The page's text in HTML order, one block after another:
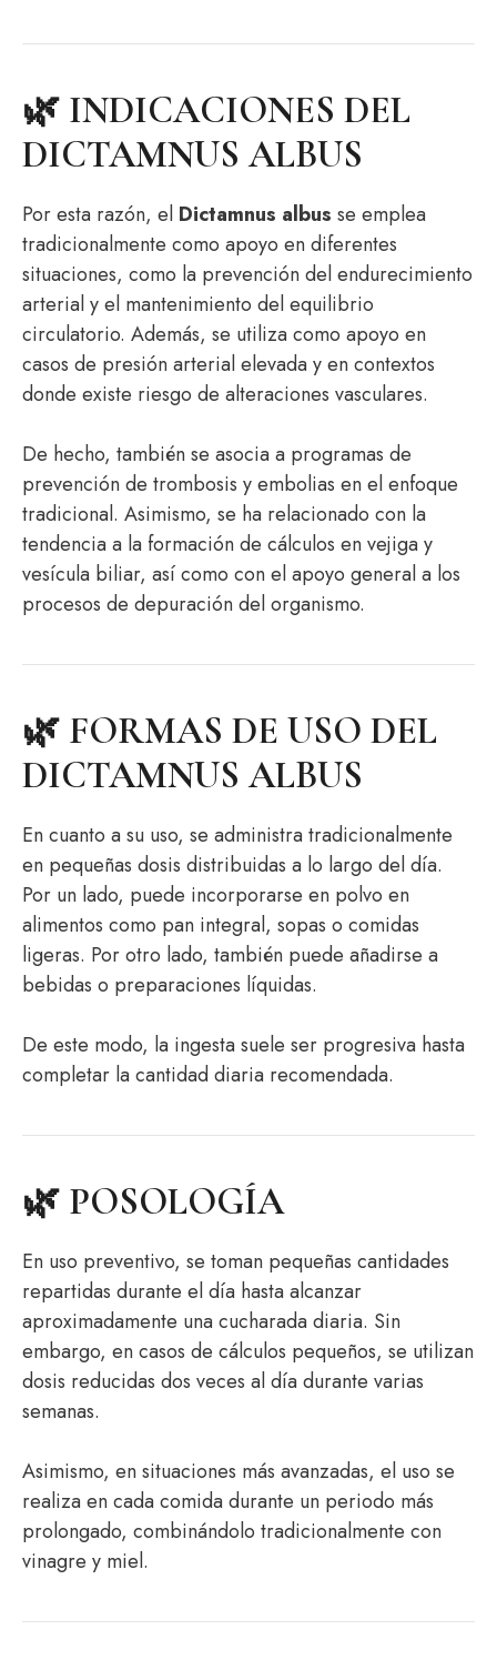
🌿 INDICACIONES DEL
DICTAMNUS ALBUS
Por esta razón, el Dictamnus albus se emplea
tradicionalmente como apoyo en diferentes
situaciones, como la prevención del endurecimiento
arterial y el mantenimiento del equilibrio
circulatorio. Además, se utiliza como apoyo en
casos de presión arterial elevada y en contextos
donde existe riesgo de alteraciones vasculares.
De hecho, también se asocia a programas de
prevención de trombosis y embolias en el enfoque
tradicional. Asimismo, se ha relacionado con la
tendencia a la formación de cálculos en vejiga y
vesícula biliar, así como con el apoyo general a los
procesos de depuración del organismo.
🌿 FORMAS DE USO DEL
DICTAMNUS ALBUS
En cuanto a su uso, se administra tradicionalmente
en pequeñas dosis distribuidas a lo largo del día.
Por un lado, puede incorporarse en polvo en
alimentos como pan integral, sopas o comidas
ligeras. Por otro lado, también puede añadirse a
bebidas o preparaciones líquidas.
De este modo, la ingesta suele ser progresiva hasta
completar la cantidad diaria recomendada.
🌿 POSOLOGÍA
En uso preventivo, se toman pequeñas cantidades
repartidas durante el día hasta alcanzar
aproximadamente una cucharada diaria. Sin
embargo, en casos de cálculos pequeños, se utilizan
dosis reducidas dos veces al día durante varias
semanas.
Asimismo, en situaciones más avanzadas, el uso se
realiza en cada comida durante un periodo más
prolongado, combinándolo tradicionalmente con
vinagre y miel.